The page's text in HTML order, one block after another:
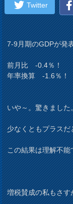
Twitter
7-9月期のGDPが発
前月比　-0.4％！
年率換算　-1.6％！
いや～。驚きました
少なくともプラス
この結果は理解不能
増税賛成の私もさ